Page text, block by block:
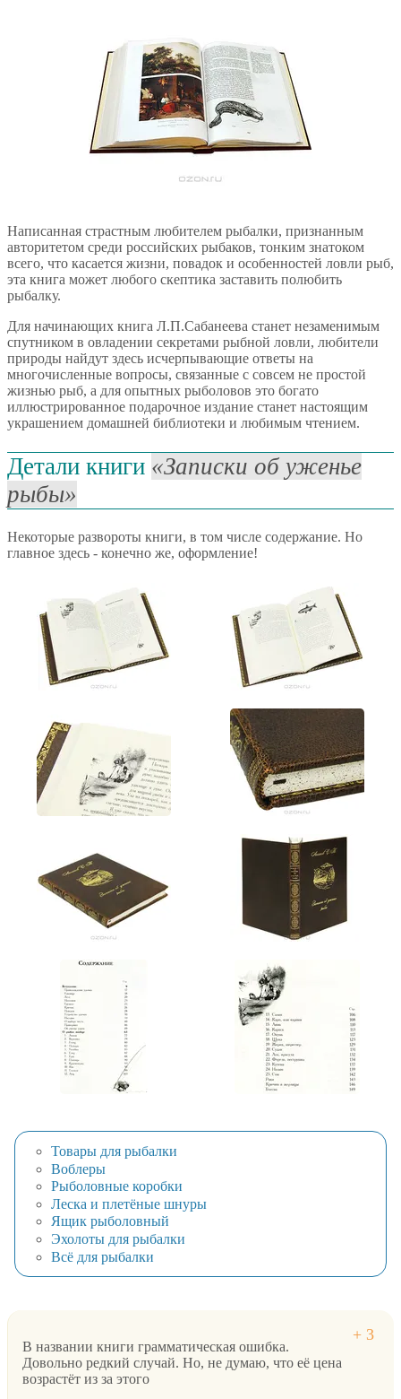
Написанная страстным любителем рыбалки, признанным
авторитетом среди российских рыбаков, тонким знатоком
всего, что касается жизни, повадок и особенностей ловли рыб,
эта книга может любого скептика заставить полюбить
рыбалку.
Для начинающих книга Л.П.Сабанеева станет незаменимым
спутником в овладении секретами рыбной ловли, любители
природы найдут здесь исчерпывающие ответы на
многочисленные вопросы, связанные с совсем не простой
жизнью рыб, а для опытных рыболовов это богато
иллюстрированное подарочное издание станет настоящим
украшением домашней библиотеки и любимым чтением.
Детали книги
Записки об уженье
рыбы
Некоторые развороты книги, в том числе содержание. Но
главное здесь - конечно же, оформление!
Товары для рыбалки
Воблеры
Рыболовные коробки
Леска и плетёные шнуры
Ящик рыболовный
Эхолоты для рыбалки
Всё для рыбалки
В названии книги грамматическая ошибка.
Довольно редкий случай. Но, не думаю, что её цена
возрастёт из за этого